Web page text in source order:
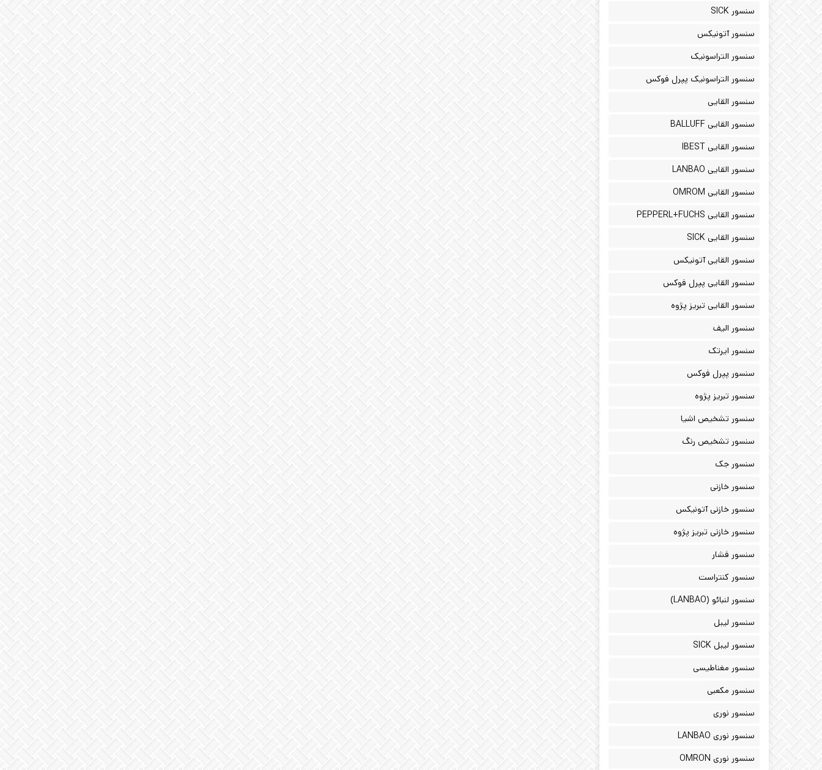
سنسور SICK
سنسور آتونیکس
سنسور التراسونیک
سنسور التراسونیک پپرل فوکس
سنسور القایی
سنسور القایی BALLUFF
سنسور القایی IBEST
سنسور القایی LANBAO
سنسور القایی OMROM
سنسور القایی PEPPERL+FUCHS
سنسور القایی SICK
سنسور القایی آتونیکس
سنسور القایی پپرل فوکس
سنسور القایی تبریز پژوه
سنسور الیف
سنسور ایرتک
سنسور پپرل فوکس
سنسور تبریز پژوه
سنسور تشخیص اشیا
سنسور تشخیص رنگ
سنسور جک
سنسور خازنی
سنسور خازنی آتونیکس
سنسور خازنی تبریز پژوه
سنسور فشار
سنسور کنتراست
سنسور لنبائو (LANBAO)
سنسور لیبل
سنسور لیبل SICK
سنسور مغناطیسی
سنسور مکعبی
سنسور نوری
سنسور نوری LANBAO
سنسور نوری OMRON